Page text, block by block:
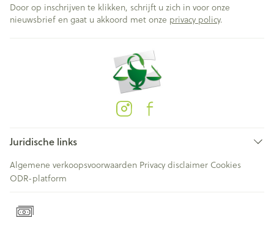
Door op inschrijven te klikken, schrijft u zich in voor onze
nieuwsbrief en gaat u akkoord met onze privacy policy.
Juridische links
Algemene verkoopsvoorwaarden Privacy disclaimer Cookies
ODR-platform